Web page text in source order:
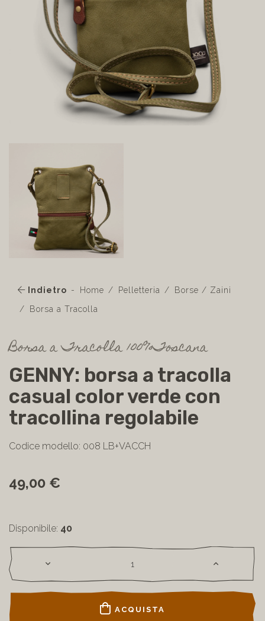
Indietro Home Pelletteria
Borse / Zaini
Borsa a Tracolla
Borsa a Tracolla 100%Toscana
GENNY: borsa a tracolla
casual color verde con
tracollina regolabile
Codice modello: 008 LB+VACCH
49,00 €
Disponibile: 40
ACQUISTA